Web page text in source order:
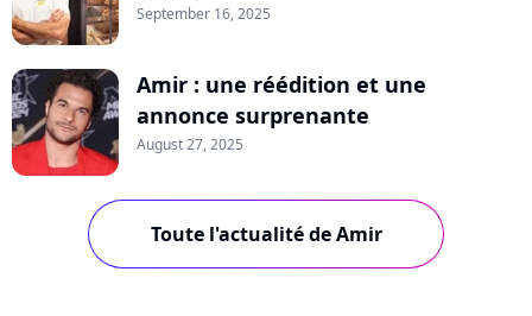
September 16, 2025
Amir : une réédition et une
annonce surprenante
August 27, 2025
Toute l'actualité de Amir